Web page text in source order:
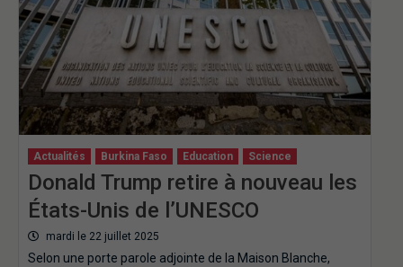
Actualités Burkina Faso Education Science
Donald Trump retire à nouveau les
États-Unis de l’UNESCO‎
mardi le 22 juillet 2025
Selon une porte parole adjointe de la Maison Blanche,